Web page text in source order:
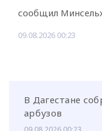
сообщил
09.08.2026 00:23
В Дагестане
арбузов